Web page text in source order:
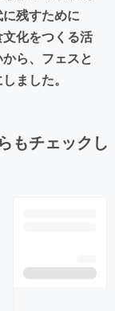
残すために
化をつくる活
ら、フェスと
ました。
もチェックし